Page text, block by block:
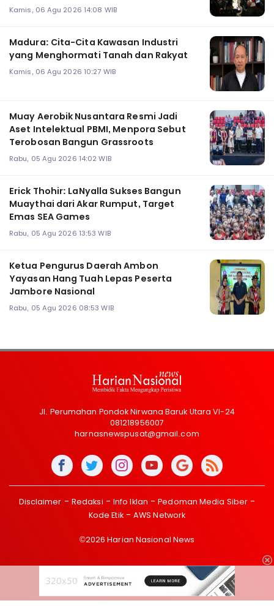
Kamis, 06 Agu 2026 14:08 WIB
Madura: Cita-Cita Kawasan Industri
yang Menghormati Tanah dan Rakyat
Kamis, 06 Agu 2026 10:27 WIB
Muay Aerobik Nusantara Resmi Jadi
Aset Intelektual PBMI, Menpora Sebut
Terobosan Bangun Grassroots
Rabu, 05 Agu 2026 14:02 WIB
Erick Thohir: LaNyalla Sukses Bangun
Muaythai dari Akar Rumput, Target
Emas SEA Games
Rabu, 05 Agu 2026 13:53 WIB
Ketua Pengurus Daerah Ambon
Yayasan Hang Tuah Lepas Peserta
Jambore Nasional
Rabu, 05 Agu 2026 08:53 WIB
Jl. Perumahan Pondok Nirwana Baruk Utara VI-24
081218956007
harnasnewspusat@gmail.com
Disclaimer Redaksi Info Iklan
Pedoman Media Siber
Kode Etik
AWS Network
©2026 Harian Nasional News